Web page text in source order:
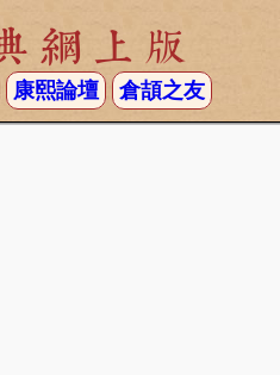
網上版
康熙論壇 倉頡之友